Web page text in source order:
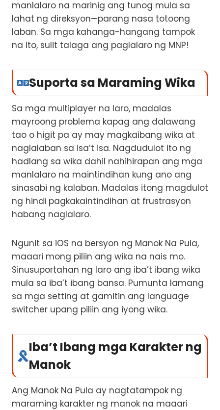
manlalaro na marinig ang tunog mula sa
lahat ng direksyon—parang nasa totoong
laban. Sa mga kahanga-hangang tampok
na ito, sulit talaga ang paglalaro ng MNP!
Suporta sa Maraming Wika
Sa mga multiplayer na laro, madalas
mayroong problema kapag ang dalawang
tao o higit pa ay may magkaibang wika at
naglalaban sa isa’t isa. Nagdudulot ito ng
hadlang sa wika dahil nahihirapan ang mga
manlalaro na maintindihan kung ano ang
sinasabi ng kalaban. Madalas itong magdulot
ng hindi pagkakaintindihan at frustrasyon
habang naglalaro.
Ngunit sa iOS na bersyon ng Manok Na Pula,
maaari mong piliin ang wika na nais mo.
Sinusuportahan ng laro ang iba’t ibang wika
mula sa iba’t ibang bansa. Pumunta lamang
sa mga setting at gamitin ang language
switcher upang piliin ang iyong wika.
Iba’t Ibang mga Karakter ng
Manok
Ang Manok Na Pula ay nagtatampok ng
maraming karakter ng manok na maaari